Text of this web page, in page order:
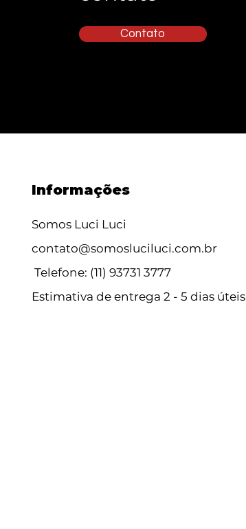
Contato
Informações
Somos Luci Luci
contato@somosluciluci.com.br
Telefone: (11) 93731 3777
Estimativa de entrega 2 - 5 dias úteis